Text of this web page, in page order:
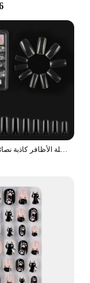
100 قطعة/صندوق الطبيعية شفافة سلس الأظافر وهمية التغطية الكاملة الأظافر كاذبة نصائح قصيرة T على شكل غطاء كامل نصائح للأظافر